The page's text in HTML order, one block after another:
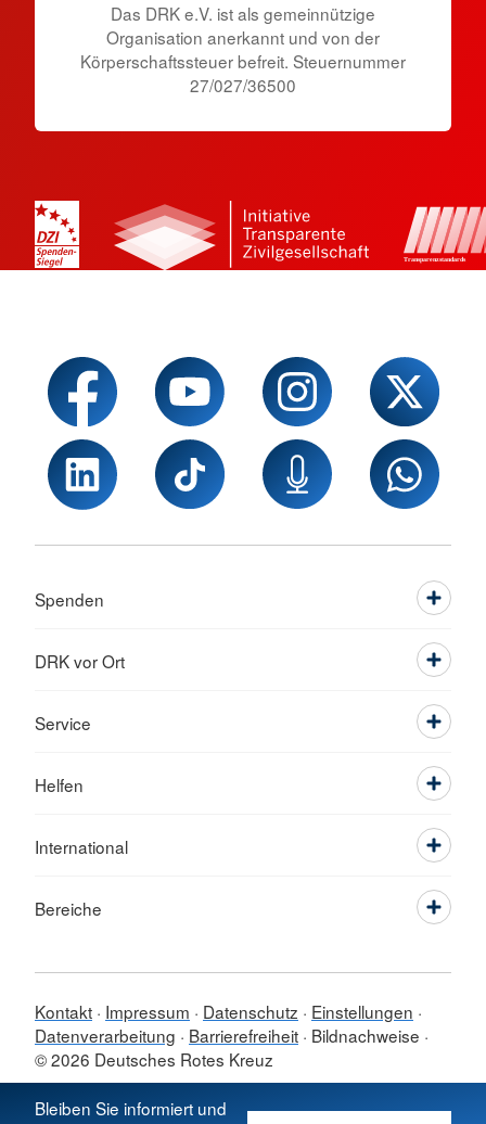
Bleiben Sie informiert und
Das DRK e.V. ist als gemeinnützige
Organisation anerkannt und von der
Körperschaftssteuer befreit. Steuernummer
27/027/36500
Spenden
DRK vor Ort
Service
Helfen
International
Bereiche
Kontakt Impressum Datenschutz
Einstellungen
Datenverarbeitung
Barrierefreiheit Bildnachweise
© 2026 Deutsches Rotes Kreuz
Sprache wechseln zu